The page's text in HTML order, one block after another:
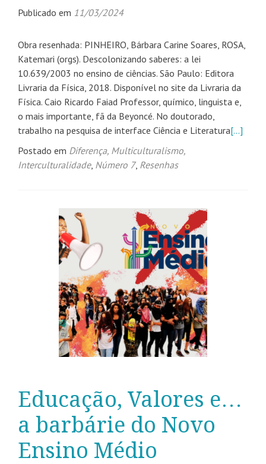
Publicado em 11/03/2024
Obra resenhada: PINHEIRO, Bárbara Carine Soares, ROSA,
Katemari (orgs). Descolonizando saberes: a lei
10.639/2003 no ensino de ciências. São Paulo: Editora
Livraria da Física, 2018. Disponível no site da Livraria da
Física. Caio Ricardo Faiad Professor, químico, linguista e,
o mais importante, fã da Beyoncé. No doutorado,
trabalho na pesquisa de interface Ciência e Literatura[…]
Postado em Diferença, Multiculturalismo,
Interculturalidade, Número 7, Resenhas
Educação, Valores e…
a barbárie do Novo
Ensino Médio